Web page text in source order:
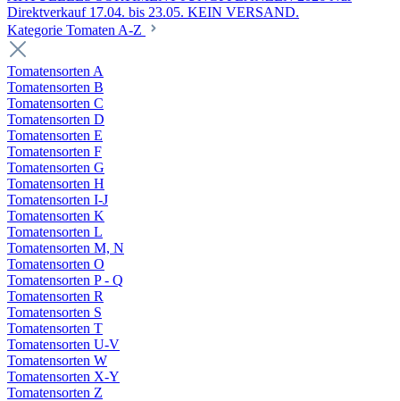
Direktverkauf 17.04. bis 23.05. KEIN VERSAND.
Kategorie Tomaten A-Z
Tomatensorten A
Tomatensorten B
Tomatensorten C
Tomatensorten D
Tomatensorten E
Tomatensorten F
Tomatensorten G
Tomatensorten H
Tomatensorten I-J
Tomatensorten K
Tomatensorten L
Tomatensorten M, N
Tomatensorten O
Tomatensorten P - Q
Tomatensorten R
Tomatensorten S
Tomatensorten T
Tomatensorten U-V
Tomatensorten W
Tomatensorten X-Y
Tomatensorten Z